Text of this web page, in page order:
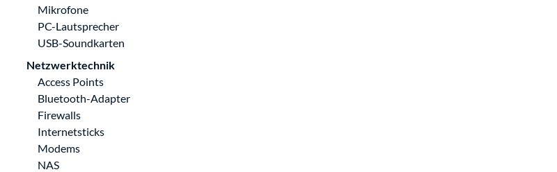
Mikrofone
PC-Lautsprecher
USB-Soundkarten
Netzwerktechnik
Access Points
Bluetooth-Adapter
Firewalls
Internetsticks
Modems
NAS